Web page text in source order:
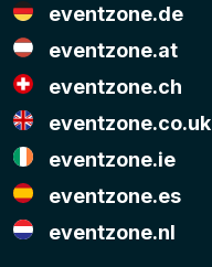
eventzone.de
eventzone.at
eventzone.ch
eventzone.co.uk
eventzone.ie
eventzone.es
eventzone.nl